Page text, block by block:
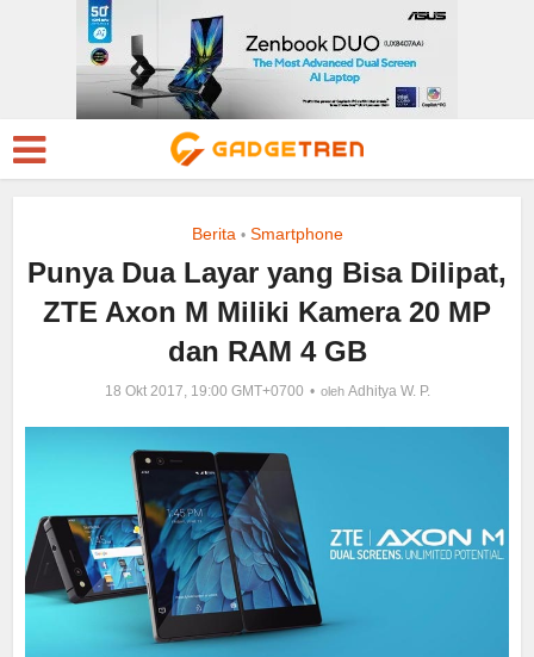
Berita • Smartphone
Punya Dua Layar yang Bisa Dilipat,
ZTE Axon M Miliki Kamera 20 MP
dan RAM 4 GB
18 Okt 2017, 19:00 GMT+0700 oleh Adhitya W. P.